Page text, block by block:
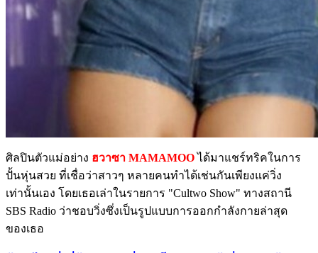
ศิลปินตัวแม่อย่าง ฮวาซา MAMAMOOได้มาแชร์ทริคในการ
ปั้นหุ่นสวย ที่เชื่อว่าสาวๆ หลายคนทำได้เช่นกันเพียงแค่วิ่ง
เท่านั้นเอง โดยเธอเล่าในรายการ "Cultwo Show" ทางสถานี
SBS Radio ว่าชอบวิ่งซึ่งเป็นรูปแบบการออกกำลังกายล่าสุด
ของเธอ